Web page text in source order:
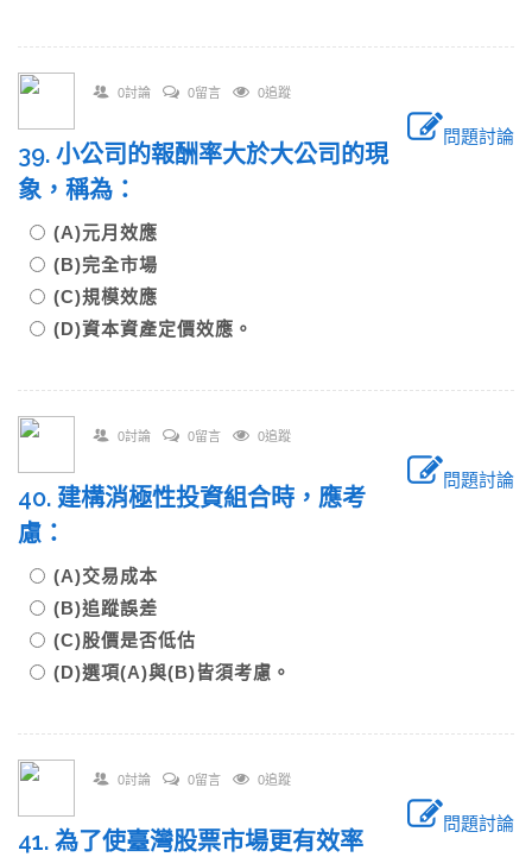
0討論 0留言 0追蹤
問題討論
39. 小公司的報酬率大於大公司的現
象，稱為：
(A)元月效應
(B)完全市場
(C)規模效應
(D)資本資產定價效應。
0討論 0留言 0追蹤
問題討論
40. 建構消極性投資組合時，應考
慮：
(A)交易成本
(B)追蹤誤差
(C)股價是否低估
(D)選項(A)與(B)皆須考慮。
0討論 0留言 0追蹤
問題討論
41. 為了使臺灣股票市場更有效率